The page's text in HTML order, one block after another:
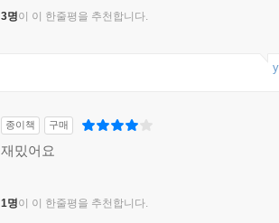
3명이 이 한줄평을 추천합니다.
종이책 구매
재밌어요
1명이 이 한줄평을 추천합니다.